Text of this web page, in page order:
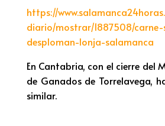
https://
diario/mostrar/1887508/
desploman-lonja-salamanca
En Cantabria, con el cierre del
de Ganados de Torrelavega,
similar.